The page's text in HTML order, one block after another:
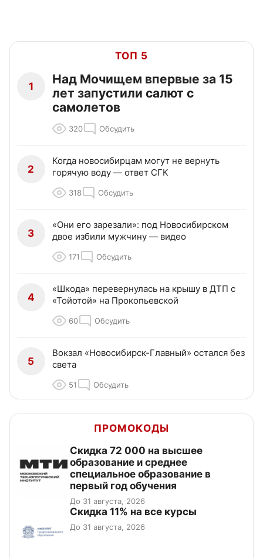
ТОП 5
1
Над Мочищем впервые за 15
лет запустили салют с
самолетов
320 Обсудить
2
Когда новосибирцам могут не вернуть
горячую воду — ответ СГК
318 Обсудить
3
«Они его зарезали»: под Новосибирском
двое избили мужчину — видео
171 Обсудить
4
«Шкода» перевернулась на крышу в ДТП с
«Тойотой» на Прокопьевской
60 Обсудить
5
Вокзал «Новосибирск-Главный» остался без
света
51 Обсудить
ПРОМОКОДЫ
Скидка 72 000 на высшее
образование и среднее
специальное образование в
первый год обучения
До 31 августа, 2026
Скидка 11% на все курсы
До 31 августа, 2026